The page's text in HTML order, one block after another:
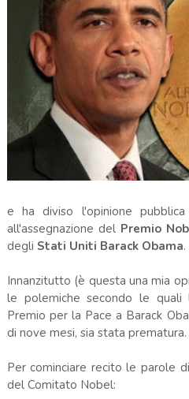
e ha diviso l'opinione
all'assegnazione del Premio
degli Stati Uniti Barack Obama.
Innanzitutto (è questa una mia
le polemiche secondo le quali
Premio per la Pace a Barack
di nove mesi, sia stata prematura.
Per cominciare recito le parole di
del Comitato Nobel: